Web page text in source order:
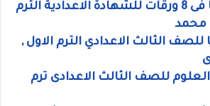
ملخص الجغرافيا فى 8 ورقات للشهادة الاعدادية الترم
محمد
الثالث الاعدادي الترم الاول ,
للصف الثالث الاعدادى ترم